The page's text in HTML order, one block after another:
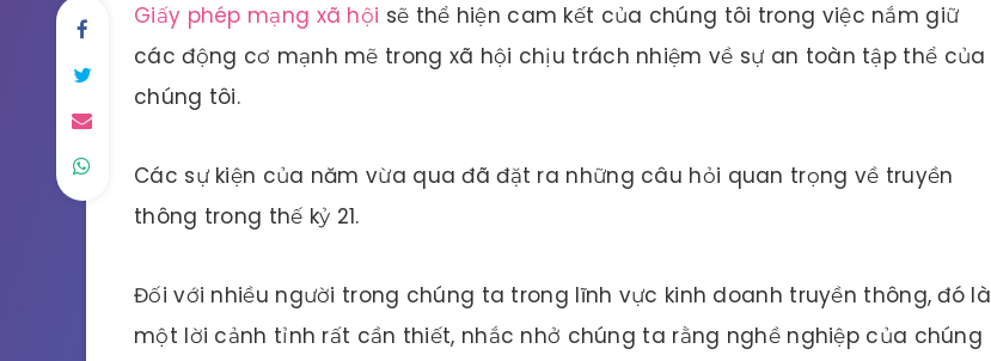
Giấy phép mạng xã hội sẽ thể hiện cam kết của chúng tôi trong việc nắm giữ
các động cơ mạnh mẽ trong xã hội chịu trách nhiệm về sự an toàn tập thể của
chúng tôi.
Các sự kiện của năm vừa qua đã đặt ra những câu hỏi quan trọng về truyền
thông trong thế kỷ 21.
Đối với nhiều người trong chúng ta trong lĩnh vực kinh doanh truyền thông, đó là
một lời cảnh tỉnh rất cần thiết, nhắc nhở chúng ta rằng nghề nghiệp của chúng